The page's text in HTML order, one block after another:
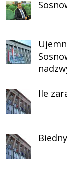
Ile